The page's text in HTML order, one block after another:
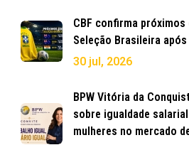
CBF confirma
Seleção Brasileira
30 jul, 2026
BPW Vitória da
sobre igualdade
mulheres no mercado